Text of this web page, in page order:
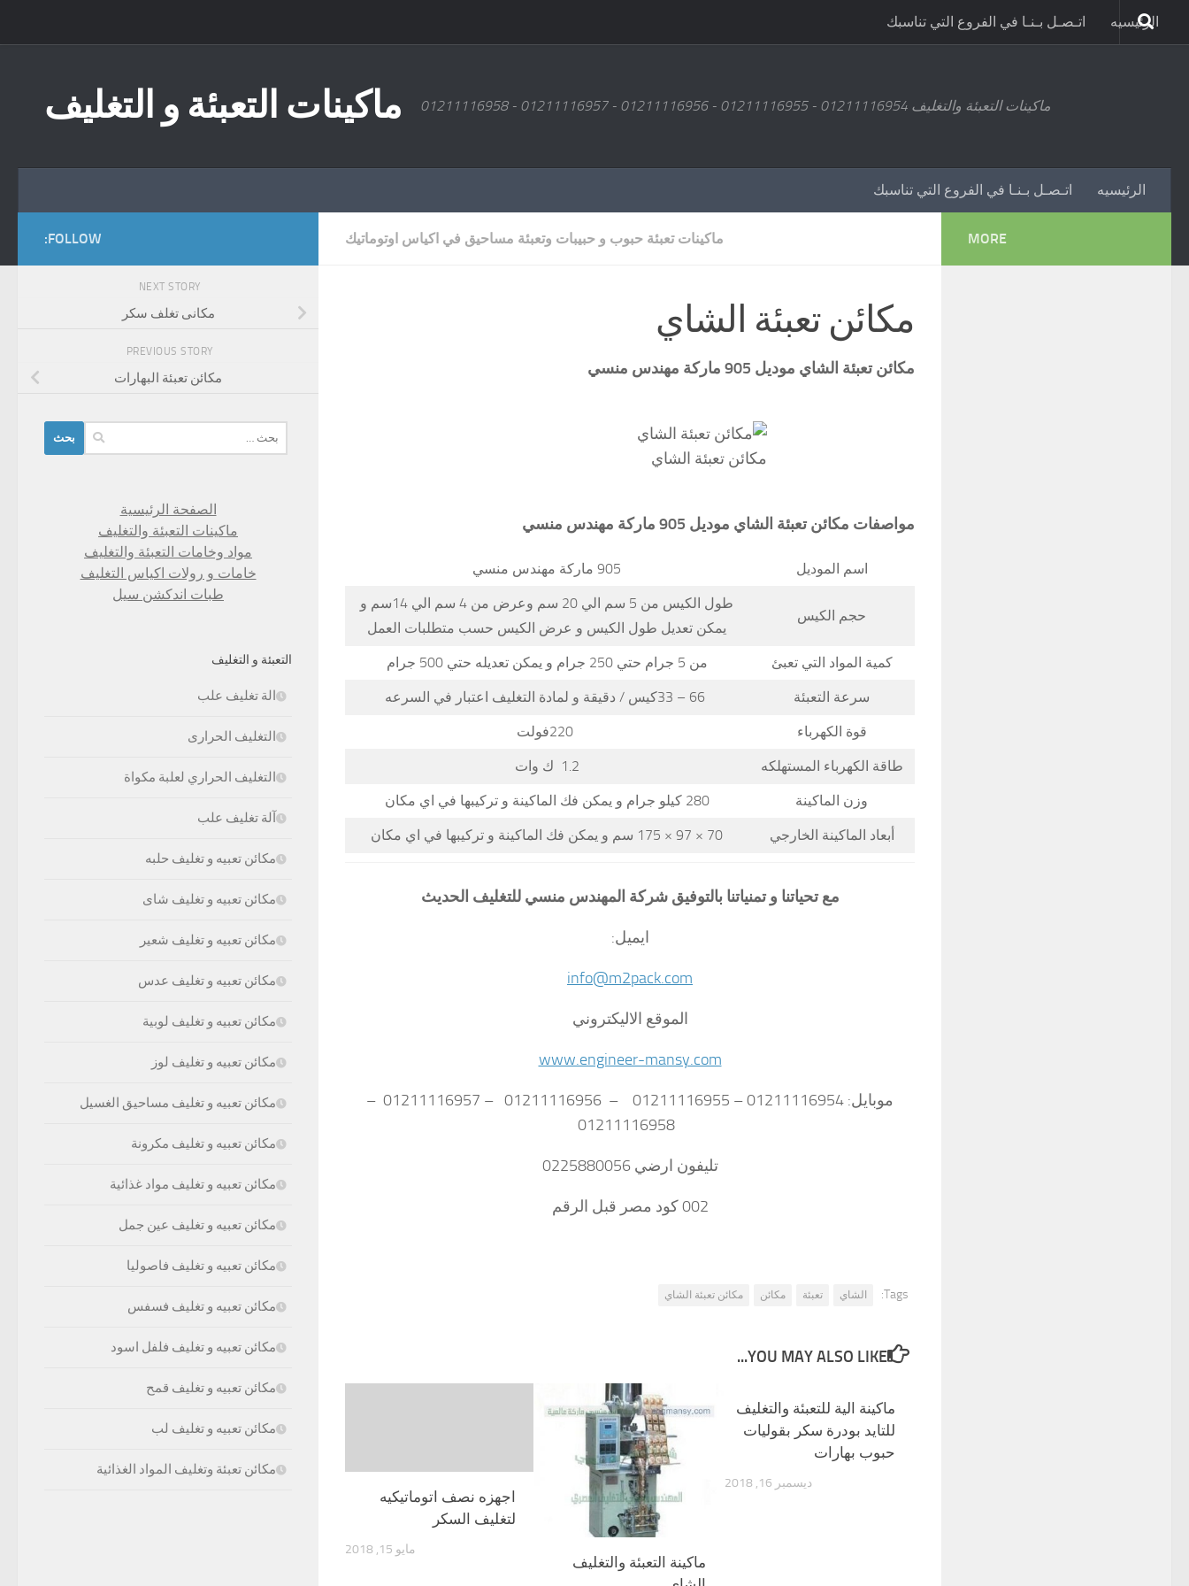
الرئيسيه اتـصـل بـنـا في الفروع التي تناسبك
ماكينات التعبئة و التغليف ماكينات التعبئة والتغليف 01211116954 - 01211116955 - 01211116956 - 01211116957 - 01211116958
الرئيسيه اتـصـل بـنـا في الفروع التي تناسبك
ماكينات تعبئة حبوب و حبيبات وتعبئة مساحيق في اكياس اوتوماتيك
مكائن تعبئة الشاي
مكائن تعبئة الشاي موديل 905 ماركة مهندس منسي
مكائن تعبئة الشاي
مواصفات مكائن تعبئة الشاي موديل 905 ماركة مهندس منسي
اسم الموديل 905 ماركة مهندس منسي
حجم الكيس
طول الكيس من 5 سم الي 20 سم وعرض من 4 سم الي 14سم و
يمكن تعديل طول الكيس و عرض الكيس حسب متطلبات العمل
كمية المواد التي تعبئ من 5 جرام حتي 250 جرام و يمكن تعديله حتي 500 جرام
سرعة التعبئة
قوة الكهرباء
طاقة الكهرباء المستهلكه 1.2 ك وات
وزن الماكينة 280 كيلو جرام و يمكن فك الماكينة و تركيبها في اي مكان
أبعاد الماكينة الخارجي 70 × 97 × 175 سم و يمكن فك الماكينة و تركيبها في اي مكان
مع تحياتنا و تمنياتنا بالتوفيق شركة المهندس منسي للتغليف الحديث
ايميل:
info@m2pack.com
الموقع الاليكتروني
www.engineer-mansy.com
موبايل: 01211116954 – 01211116955 – 01211116956 – 01211116957 –
تليفون ارضي 0225880056
002 كود مصر قبل الرقم
Tags: الشاي تعبئة مكائن مكائن تعبئة الشاي
YOU MAY ALSO LIKE...
اجهزه نصف اتوماتيكيه
لتغليف السكر
مايو 15, 2018
ماكينة التعبئة والتغليف
ماكينة الية للتعبئة والتغليف
للتايد بودرة سكر بقوليات
حبوب بهارات
ديسمبر 16, 2018
FOLLOW:
NEXT STORY
مكانى تغلف سكر
PREVIOUS STORY
مكائن تعبئة البهارات
عن:
الصفحة الرئيسية
ماكينات التعبئة والتغليف
مواد وخامات التعبئة والتغليف
خامات و رولات اكياس التغليف
طبات اندكشن سيل
التعبئة و التغليف
الة تغليف علب
التغليف الحرارى
التغليف الحراري لعلبة مكواة
آلة تغليف علب
مكائن تعبيه و تغليف حلبه
مكائن تعبيه و تغليف شاى
مكائن تعبيه و تغليف شعير
مكائن تعبيه و تغليف عدس
مكائن تعبيه و تغليف لوبية
مكائن تعبيه و تغليف لوز
مكائن تعبيه و تغليف مساحيق الغسيل
مكائن تعبيه و تغليف مكرونة
مكائن تعبيه و تغليف مواد غذائية
مكائن تعبيه و تغليف عين جمل
مكائن تعبيه و تغليف فاصوليا
مكائن تعبيه و تغليف فسفس
مكائن تعبيه و تغليف فلفل اسود
مكائن تعبيه و تغليف قمح
مكائن تعبيه و تغليف لب
مكائن تعبئة وتغليف المواد الغذائية
MORE